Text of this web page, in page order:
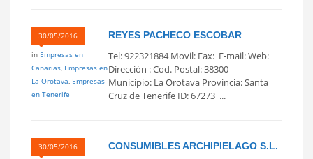
30/05/2016
in Empresas en
Canarias, Empresas en
La Orotava, Empresas
en Tenerife
REYES PACHECO ESCOBAR
Tel: 922321884 Movil: Fax: E-mail: Web:
Dirección : Cod. Postal: 38300
Municipio: La Orotava Provincia: Santa
Cruz de Tenerife ID: 67273 ...
30/05/2016
CONSUMIBLES ARCHIPIELAGO S.L.